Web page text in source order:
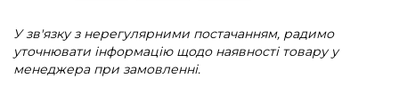
У зв'язку з нерегулярними постачанням, радимо
уточнювати інформацію щодо наявності товару у
менеджера при замовленні.